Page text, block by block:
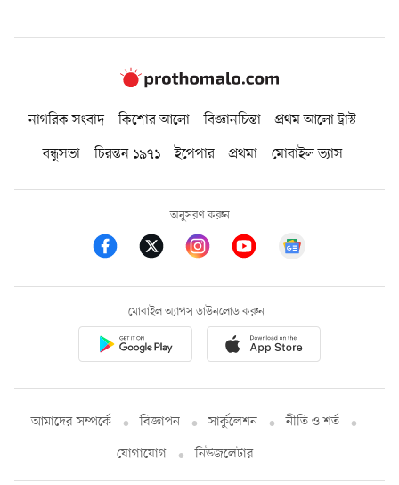
নাগরিক সংবাদ কিশোর আলো বিজ্ঞানচিন্তা
প্রথম আলো ট্রাস্ট
বন্ধুসভা
চিরন্তন ১৯৭১ ইপেপার প্রথমা মোবাইল ভ্যাস
অনুসরণ করুন
মোবাইল অ্যাপস ডাউনলোড করুন
আমাদের সম্পর্কে বিজ্ঞাপন সার্কুলেশন
নীতি ও শর্ত
যোগাযোগ
নিউজলেটার